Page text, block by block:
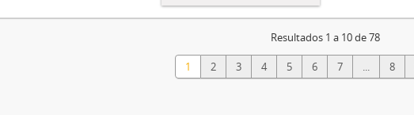
Resultados 1 a 10 de 78
1 2 3 4 5 6 7 ... 8